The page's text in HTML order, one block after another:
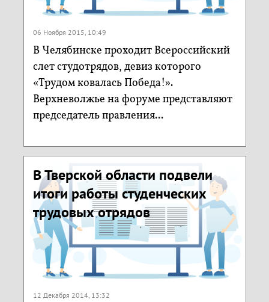
06 Ноября 2015, 10:49
В Челябинске проходит Всероссийский
слет студотрядов, девиз которого
«Трудом ковалась Победа!».
Верхневолжье на форуме представляют
председатель правления...
В Тверской области подвели
итоги работы студенческих
трудовых отрядов
12 Декабря 2014, 13:32